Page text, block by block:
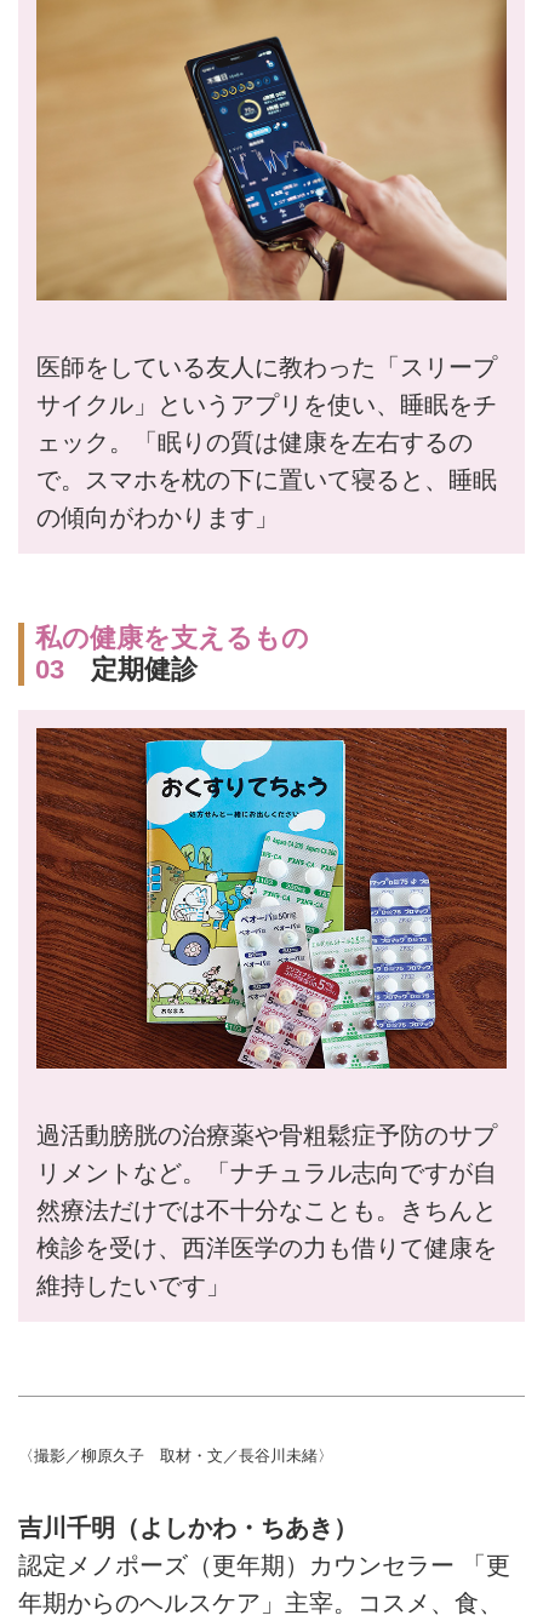
医師をしている友人に教わった「スリープ
サイクル」というアプリを使い、睡眠をチ
ェック。「眠りの質は健康を左右するの
で。スマホを枕の下に置いて寝ると、睡眠
の傾向がわかります」
私の健康を支えるもの
03定期健診
過活動膀胱の治療薬や骨粗鬆症予防のサプ
リメントなど。「ナチュラル志向ですが自
然療法だけでは不十分なことも。きちんと
検診を受け、西洋医学の力も借りて健康を
維持したいです」
〈撮影／柳原久子 取材・文／長谷川未緒〉
吉川千明（よしかわ・ちあき）
認定メノポーズ（更年期）カウンセラー 「更
年期からのヘルスケア」主宰。コスメ、食、